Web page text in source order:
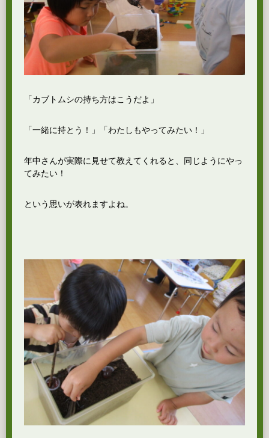
「カブトムシの持ち方はこうだよ」
「一緒に持とう！」「わたしもやってみたい！」
年中さんが実際に見せて教えてくれると、同じようにやっ
てみたい！
という思いが表れますよね。